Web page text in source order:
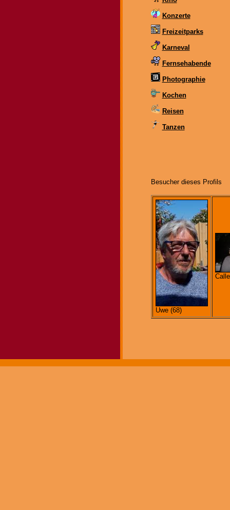
Konzerte
Freizeitparks
Karneval
Fernsehabende
Photographie
Kochen
Reisen
Tanzen
Besucher dieses Profils
Uwe (68)